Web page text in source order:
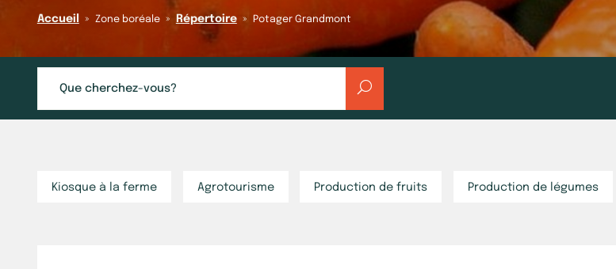
Accueil » Zone boréale » Répertoire » Potager Grandmont
Kiosque à la ferme Agrotourisme Production de fruits Production de légumes